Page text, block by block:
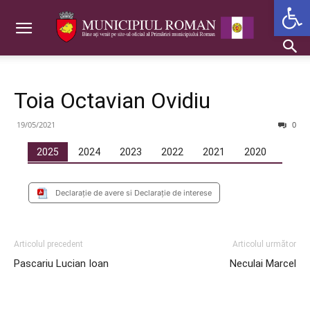
Toia Octavian Ovidiu
19/05/2021 0
2025 2024 2023 2022 2021 2020
Declarație de avere si Declarație de interese
Articolul precedent
Pascariu Lucian Ioan
Articolul următor
Neculai Marcel